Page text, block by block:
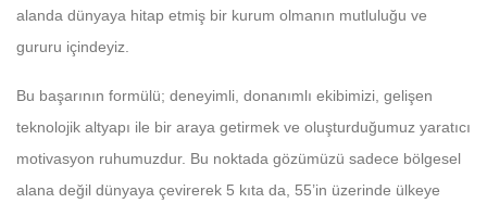
DÜNDEN BUGÜNE
5 KITADA 55 ÜLKEYE İHRACAT